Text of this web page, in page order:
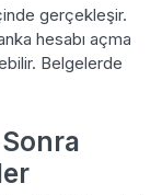
gerçekleşir.
hesabı açma
Belgelerde